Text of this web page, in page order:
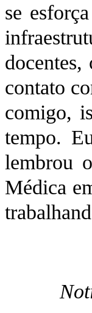
se
contato
comigo,
tempo.
lembrou
Médica